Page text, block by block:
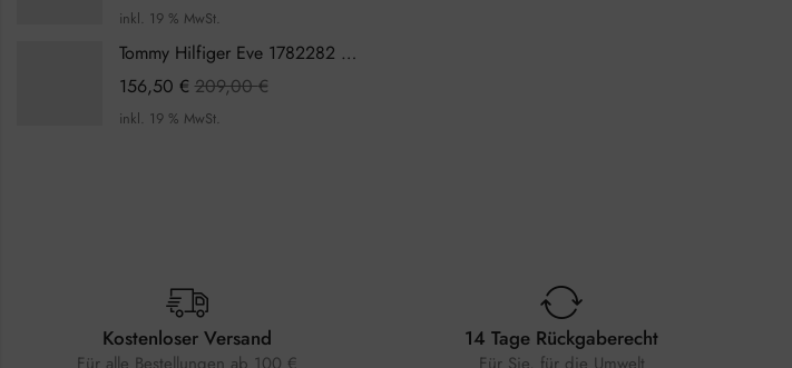
inkl. 19 % MwSt.
Tommy Hilfiger Eve 1782282 Damenuhr
156,50 € 209,00€
inkl. 19 % MwSt.
Kostenloser Versand
Für alle Bestellungen ab 100 €
14 Tage Rückgaberecht
Für Sie, für die Umwelt